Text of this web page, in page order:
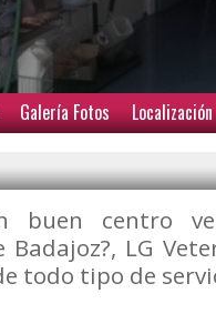
Galería Fotos Localización
buen centro
LG
todo tipo de